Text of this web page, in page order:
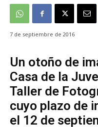
7 de septiembre de 2016
Un otoño de
Casa de la
Taller de
cuyo plazo de
el 12 de